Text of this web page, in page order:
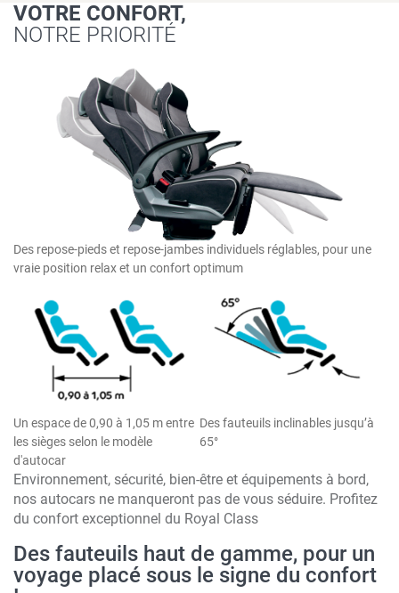
VOTRE CONFORT,
NOTRE PRIORITÉ
Des repose-pieds et repose-jambes individuels réglables, pour une
vraie position relax et un confort optimum
Un espace de 0,90 à 1,05 m entre
les sièges selon le modèle
d'autocar
Des fauteuils inclinables jusqu’à
65°
Environnement, sécurité, bien-être et équipements à bord,
nos autocars ne manqueront pas de vous séduire. Profitez
du confort exceptionnel du Royal Class
Des fauteuils haut de gamme, pour un
voyage placé sous le signe du confort